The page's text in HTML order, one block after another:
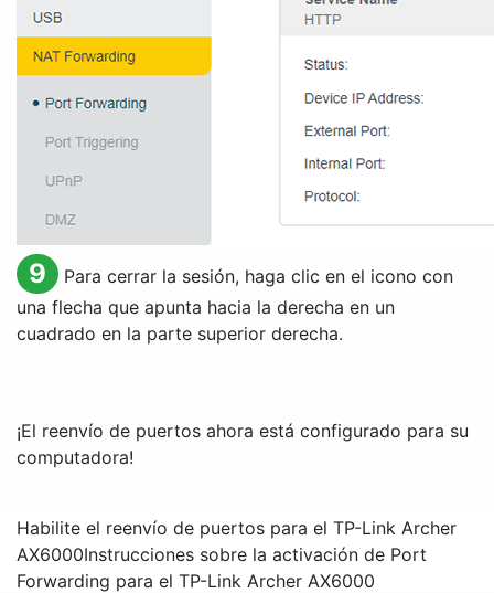
9
Para cerrar la sesión, haga clic en el icono con
una flecha que apunta hacia la derecha en un
cuadrado en la parte superior derecha.
¡El reenvío de puertos ahora está configurado para su
computadora!
Habilite el reenvío de puertos para el TP-Link Archer
AX6000Instrucciones sobre la activación de Port
Forwarding para el TP-Link Archer AX6000